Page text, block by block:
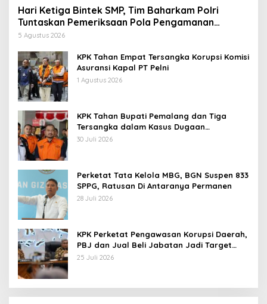
Hari Ketiga Bintek SMP, Tim Baharkam Polri
Tuntaskan Pemeriksaan Pola Pengamanan
Pertamina Patra Niaga Jabar
5 Agustus 2026
KPK Tahan Empat Tersangka Korupsi Komisi
Asuransi Kapal PT Pelni
1 Agustus 2026
KPK Tahan Bupati Pemalang dan Tiga
Tersangka dalam Kasus Dugaan
Pemerasan
30 Juli 2026
Perketat Tata Kelola MBG, BGN Suspen 833
SPPG, Ratusan Di Antaranya Permanen
28 Juli 2026
KPK Perketat Pengawasan Korupsi Daerah,
PBJ dan Jual Beli Jabatan Jadi Target
Utama
25 Juli 2026